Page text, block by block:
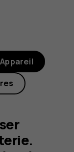
Appareil